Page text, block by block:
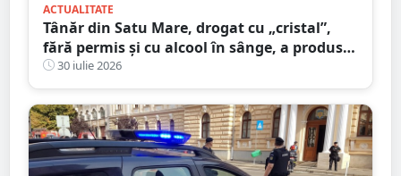
ACTUALITATE
Tânăr din Satu Mare, drogat cu „cristal”,
fără permis și cu alcool în sânge, a produs
un accident grav. Pasagerul a stat 13 zile în
spital
30 iulie 2026